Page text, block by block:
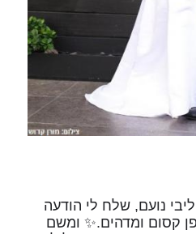
נועם, שלח לי הודעה
קסום ומדהים.✨ ומשם